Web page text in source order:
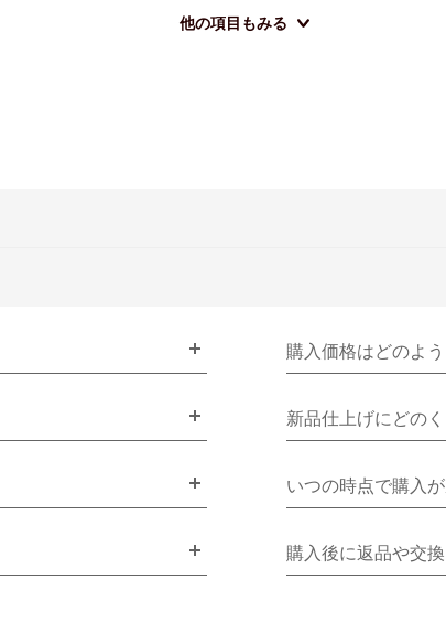
他の項目もみる
購入価格はどのよ
新品仕上げにどの
いつの時点で購入
購入後に返品や交